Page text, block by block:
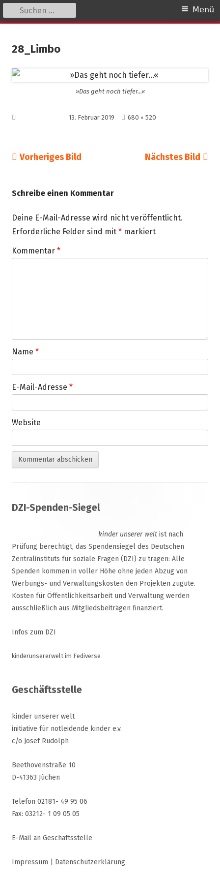
zum
Primäres
Menü
Suchen
nach:
28_Limbo
»Das geht noch tiefer...«
Veröffentlicht am13. Februar 2019 Volle
680 × 520
Vorheriges Bild Nächstes Bild
Schreibe einen Kommentar
Deine E-Mail-Adresse wird nicht veröffentlicht.
Erforderliche Felder sind mit * markiert
Kommentar *
Name *
E-Mail-Adresse *
Website
Inhalt
DZI-Spenden-Siegel
kinder unserer welt ist nach
Prüfung berechtigt, das Spendensiegel des Deutschen
Zentralinstituts für soziale Fragen (DZI) zu tragen: Alle
Spenden kommen in voller Höhe ohne jeden Abzug von
Werbungs- und Verwaltungskosten den Projekten zugute.
Kosten für Öffentlichkeitsarbeit und Verwaltung werden
ausschließlich aus Mitgliedsbeiträgen finanziert.
Infos zum DZI
kinderunsererwelt im Fediverse
Geschäftsstelle
kinder unserer welt
initiative für notleidende kinder e.v.
c/o Josef Rudolph
Beethovenstraße 10
D-41363 Jüchen
Telefon 02181- 49 95 06
Fax: 03212- 1 09 05 05
E-Mail an Geschäftsstelle
Impressum Datenschutzerklärung